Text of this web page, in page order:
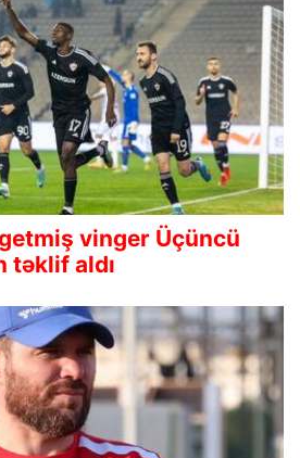
vinger Üçüncü
təklif aldı